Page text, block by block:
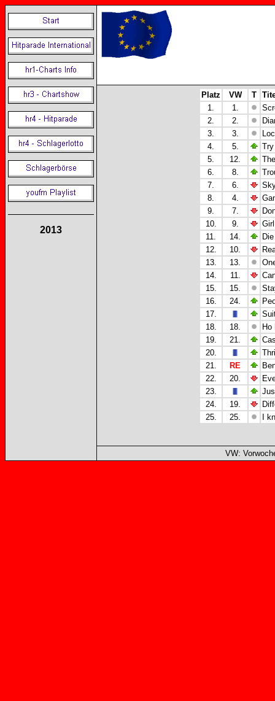
2013
Platz VW T
1.
1.
2.
2.
3.
3.
4.
5.
5.
12.
6.
8.
7.
6.
8.
4.
9.
7.
10.
9.
11.
14.
12.
10.
13.
13.
14.
11.
15.
15.
16.
24.
17.
18.
18.
Ho
19.
21.
20.
21.
RE
22.
20.
23.
24.
19.
25.
25. I
VW: